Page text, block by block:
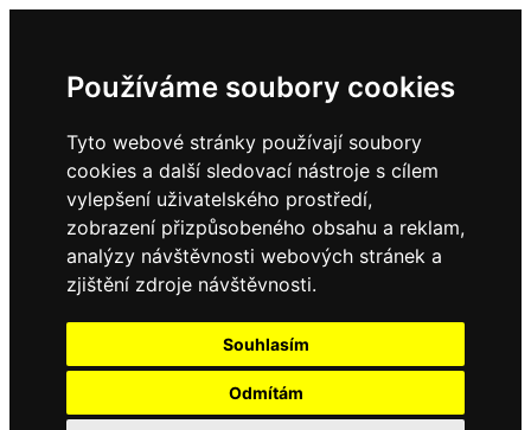
Používáme soubory cookies
Tyto webové stránky používají soubory
cookies a další sledovací nástroje s cílem
vylepšení uživatelského prostředí,
zobrazení přizpůsobeného obsahu a reklam,
analýzy návštěvnosti webových stránek a
zjištění zdroje návštěvnosti.
Souhlasím
Odmítám